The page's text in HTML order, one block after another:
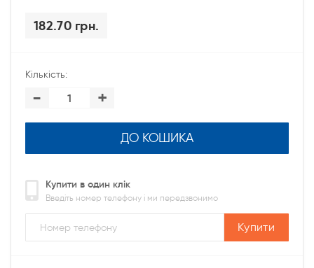
182.70 грн.
Кількість:
- +
ДО КОШИКА
Купити в один клік
Введіть номер телефону і ми передзвонимо
Купити